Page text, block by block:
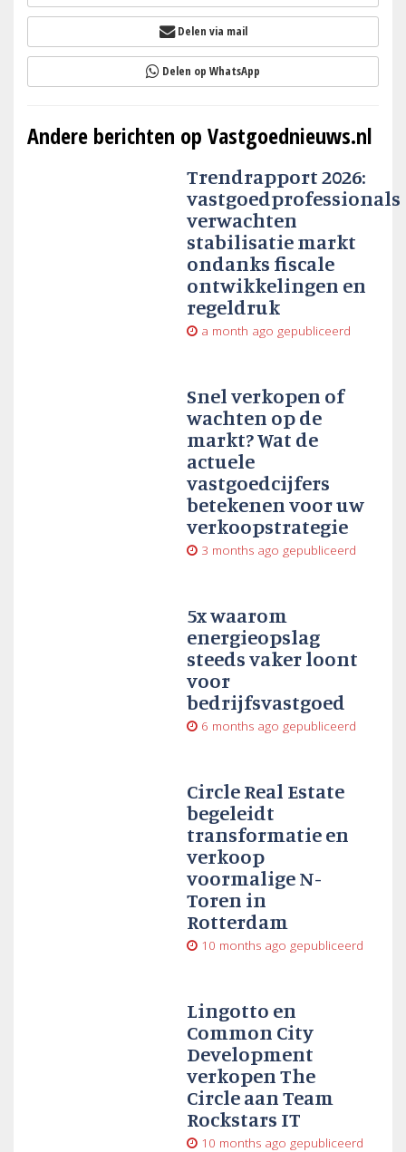
Delen via mail
Delen op WhatsApp
Andere berichten op Vastgoednieuws.nl
Trendrapport 2026:
vastgoedprofessionals
verwachten
stabilisatie markt
ondanks fiscale
ontwikkelingen en
regeldruk
a month ago gepubliceerd
Snel verkopen of
wachten op de
markt? Wat de
actuele
vastgoedcijfers
betekenen voor uw
verkoopstrategie
3 months ago gepubliceerd
5x waarom
energieopslag
steeds vaker loont
voor
bedrijfsvastgoed
6 months ago gepubliceerd
Circle Real Estate
begeleidt
transformatie en
verkoop
voormalige N-
Toren in
Rotterdam
10 months ago gepubliceerd
Lingotto en
Common City
Development
verkopen The
Circle aan Team
Rockstars IT
10 months ago gepubliceerd